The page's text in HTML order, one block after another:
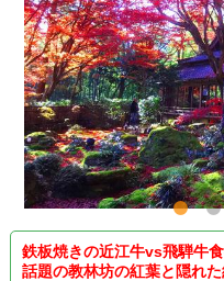
鉄板焼きの近江牛vs飛騨牛
話題の教林坊の紅葉と隠れ